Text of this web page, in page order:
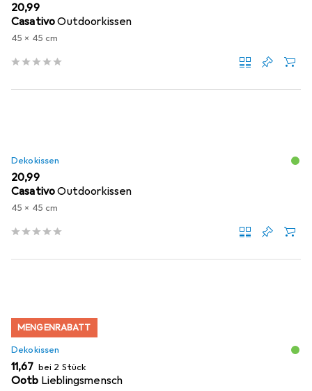
EUR
20,99
CasativoOutdoorkissen
45 x 45 cm
Dekokissen
EUR
20,99
CasativoOutdoorkissen
45 x 45 cm
MENGENRABATT
Dekokissen
EUR
11,67 bei 2 Stück
Ootb Lieblingsmensch